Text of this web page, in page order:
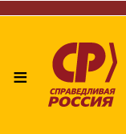
≡